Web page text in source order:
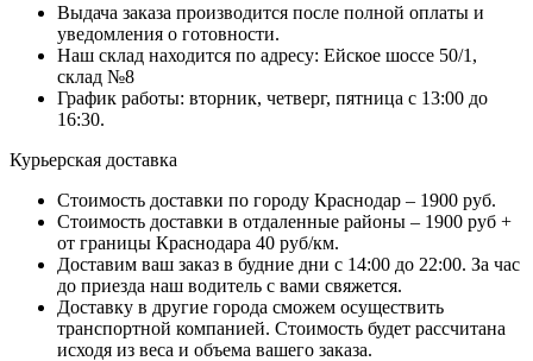
Выдача заказа производится после полной оплаты и
уведомления о готовности.
Наш склад находится по адресу: Ейское шоссе 50/1,
склад №8
График работы: вторник, четверг, пятница с 13:00 до
16:30.
Курьерская доставка
Стоимость доставки по городу Краснодар – 1900 руб.
Стоимость доставки в отдаленные районы – 1900 руб +
от границы Краснодара 40 руб/км.
Доставим ваш заказ в будние дни с 14:00 до 22:00. За час
до приезда наш водитель с вами свяжется.
Доставку в другие города сможем осуществить
транспортной компанией. Стоимость будет рассчитана
исходя из веса и объема вашего заказа.